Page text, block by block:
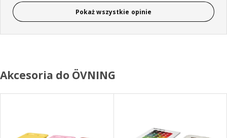
Pokaż wszystkie opinie
Akcesoria do ÖVNING